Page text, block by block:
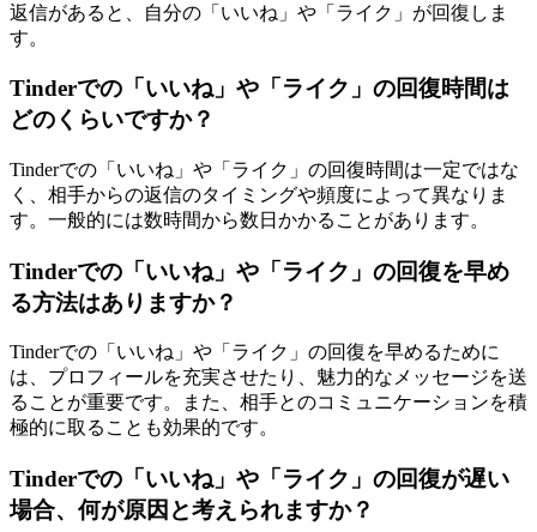
返信があると、自分の「いいね」や「ライク」が回復しま
す。
Tinderでの「いいね」や「ライク」の回復時間は
どのくらいですか？
Tinderでの「いいね」や「ライク」の回復時間は一定ではな
く、相手からの返信のタイミングや頻度によって異なりま
す。一般的には数時間から数日かかることがあります。
Tinderでの「いいね」や「ライク」の回復を早め
る方法はありますか？
Tinderでの「いいね」や「ライク」の回復を早めるために
は、プロフィールを充実させたり、魅力的なメッセージを送
ることが重要です。また、相手とのコミュニケーションを積
極的に取ることも効果的です。
Tinderでの「いいね」や「ライク」の回復が遅い
場合、何が原因と考えられますか？